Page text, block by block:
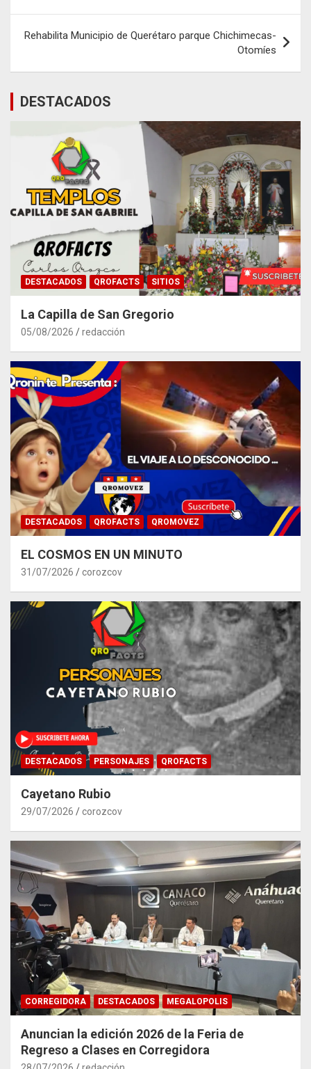
entradas
Rehabilita Municipio de Querétaro parque Chichimecas-
Otomíes
DESTACADOS
DESTACADOS QROFACTS SITIOS
La Capilla de San Gregorio
05/08/2026 redacción
DESTACADOS QROFACTS QROMOVEZ
EL COSMOS EN UN MINUTO
31/07/2026 corozcov
DESTACADOS PERSONAJES QROFACTS
Cayetano Rubio
29/07/2026 corozcov
CORREGIDORA DESTACADOS MEGALOPOLIS
Anuncian la edición 2026 de la Feria de
Regreso a Clases en Corregidora